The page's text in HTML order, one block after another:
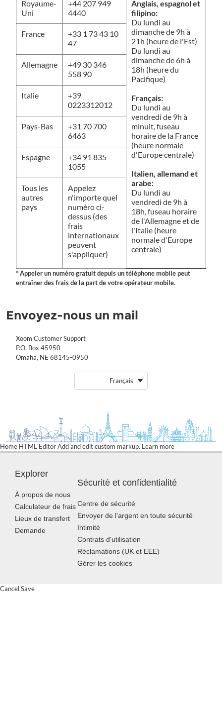
Royaume-
Uni
+44 207 949
4440
Anglais, espagnol et
filipino:
Du lundi au
dimanche de 9h à
21h (heure de l'Est)
Du lundi au
dimanche de 6h à
18h (heure du
Pacifique)
Français:
Du lundi au
vendredi de 9h à
minuit, fuseau
horaire de la France
(heure normale
d'Europe centrale)
Italien, allemand et
arabe:
Du lundi au
vendredi de 9h à
18h, fuseau horaire
de l'Allemagne et de
l'Italie (heure
normale d'Europe
centrale)
France
+33 1 73 43 10
47
Allemagne
+49 30 346
558 90
Italie
+39
0223312012
Pays-Bas
+31 70 700
6463
Espagne
+34 91 835
1055
Tous les
autres
pays
Appelez
n'importe quel
numéro ci-
dessus (des
frais
internationaux
peuvent
s'appliquer)
* Appeler un numéro gratuit depuis un téléphone mobile peut
entraîner des frais de la part de votre opérateur mobile.
Envoyez-nous un mail
Xoom Customer Support
P.O. Box 45950
Omaha, NE 68145-0950
Français
Home HTML Editor Add and edit custom markup. Learn more
Explorer
À propos de nous
Calculateur de frais
Lieux de transfert
Demande
Sécurité et confidentialité
Centre de sécurité
Envoyer de l'argent en toute sécurité
Intimité
Contrats d'utilisation
Réclamations (UK et EEE)
Gérer les cookies
Cancel Save